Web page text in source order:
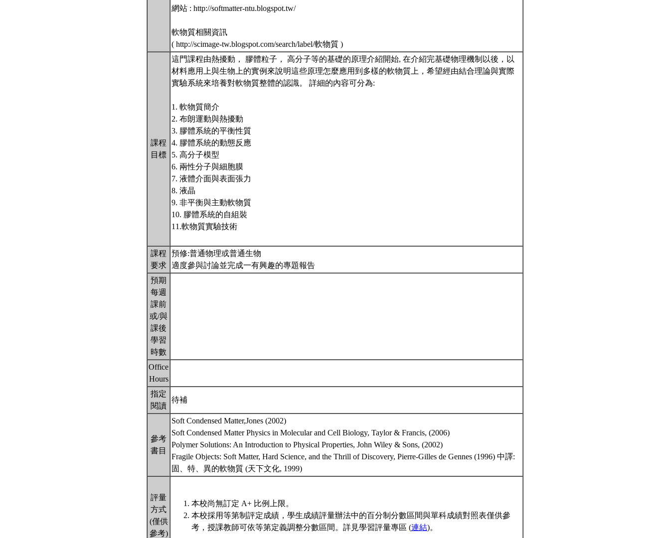
網站 : http://softmatter-ntu.blogspot.tw/
軟物質相關資訊
( http://scimage-tw.blogspot.com/search/label/軟物質 )
課程
目標
這門課程由熱擾動， 膠體粒子， 高分子等的基礎的原理介紹開始, 在介紹完基礎物理機制以後，以
材料應用上與生物上的實例來說明這些原理怎麼應用到多樣的軟物質上，希望經由結合理論與實際
實驗系統來培養對軟物質整體的認識。 詳細的內容可分為:
1. 軟物質簡介
2. 布朗運動與熱擾動
3. 膠體系統的平衡性質
4. 膠體系統的動態反應
5. 高分子模型
6. 兩性分子與細胞膜
7. 液體介面與表面張力
8. 液晶
9. 非平衡與主動軟物質
10. 膠體系統的自組裝
11.軟物質實驗技術
課程
要求
預修:普通物理或普通生物
適度參與討論並完成一有興趣的專題報告
預期
每週
課前
或/與
課後
學習
時數
Office
Hours
指定
閱讀
待補
參考
書目
Soft Condensed Matter,Jones (2002)
Soft Condensed Matter Physics in Molecular and Cell Biology, Taylor & Francis, (2006)
Polymer Solutions: An Introduction to Physical Properties, John Wiley & Sons, (2002)
Fragile Objects: Soft Matter, Hard Science, and the Thrill of Discovery, Pierre-Gilles de Gennes (1996) 中譯:
固、特、異的軟物質 (天下文化, 1999)
評量
方式
(僅供
參考)
本校尚無訂定 A+ 比例上限。
本校採用等第制評定成績，學生成績評量辦法中的百分制分數區間與單科成績對照表僅供參
考，授課教師可依等第定義調整分數區間。詳見學習評量專區 (連結)。